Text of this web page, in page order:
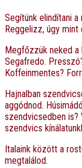
Segítünk elindítani a
Reggelizz, úgy mint
Megfőzzük neked a
Segafredo.
Koffeinmentes?
Hajnalban
aggódnod.
szendvicsedben
szendvics
Italaink között a
megtalálod.